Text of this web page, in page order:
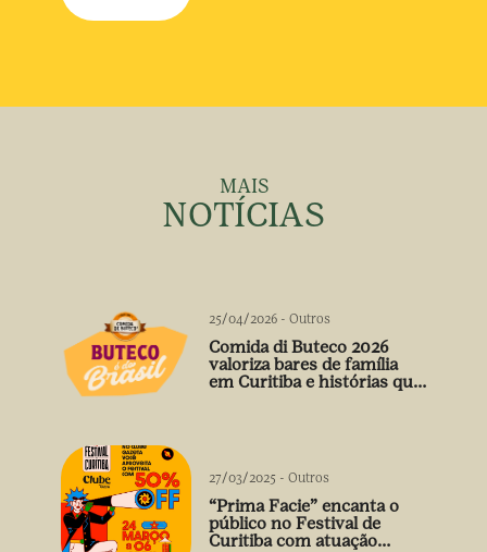
MAIS
NOTÍCIAS
25/04/2026 - Outros
Comida di Buteco 2026
valoriza bares de família
em Curitiba e histórias que
27/03/2025 - Outros
“Prima Facie” encanta o
público no Festival de
Curitiba com atuação